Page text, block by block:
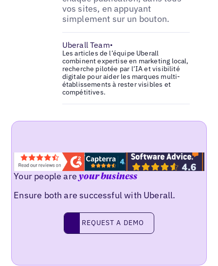
vos sites, en appuyant
simplement sur un bouton.
Uberall Team•
Les articles de l’équipe Uberall
combinent expertise en marketing local,
recherche pilotée par l’IA et visibilité
digitale pour aider les marques multi-
établissements à rester visibles et
compétitives.
Your people areyour business
Ensure both are successful with Uberall.
Request a demo
REQUEST A DEMO